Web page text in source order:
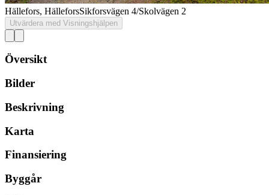
Hällefors, HälleforsSikforsvägen 4/Skolvägen 2
Utvärdera med Visningshjälpen
Översikt
Bilder
Beskrivning
Karta
Finansiering
Byggår